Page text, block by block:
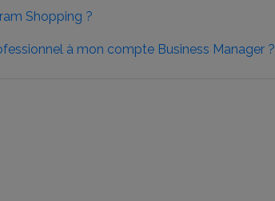
Shopping ?
à mon compte Business Manager ?